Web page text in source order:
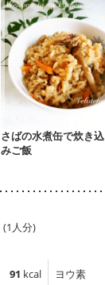
さばの水煮缶で炊き込
みご飯
(1人分)
91 kcal
ヨウ素